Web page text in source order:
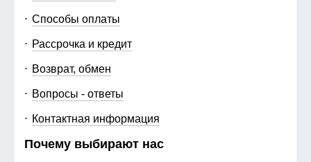
Способы оплаты
Рассрочка и кредит
Возврат, обмен
Вопросы - ответы
Контактная информация
Почему выбирают нас